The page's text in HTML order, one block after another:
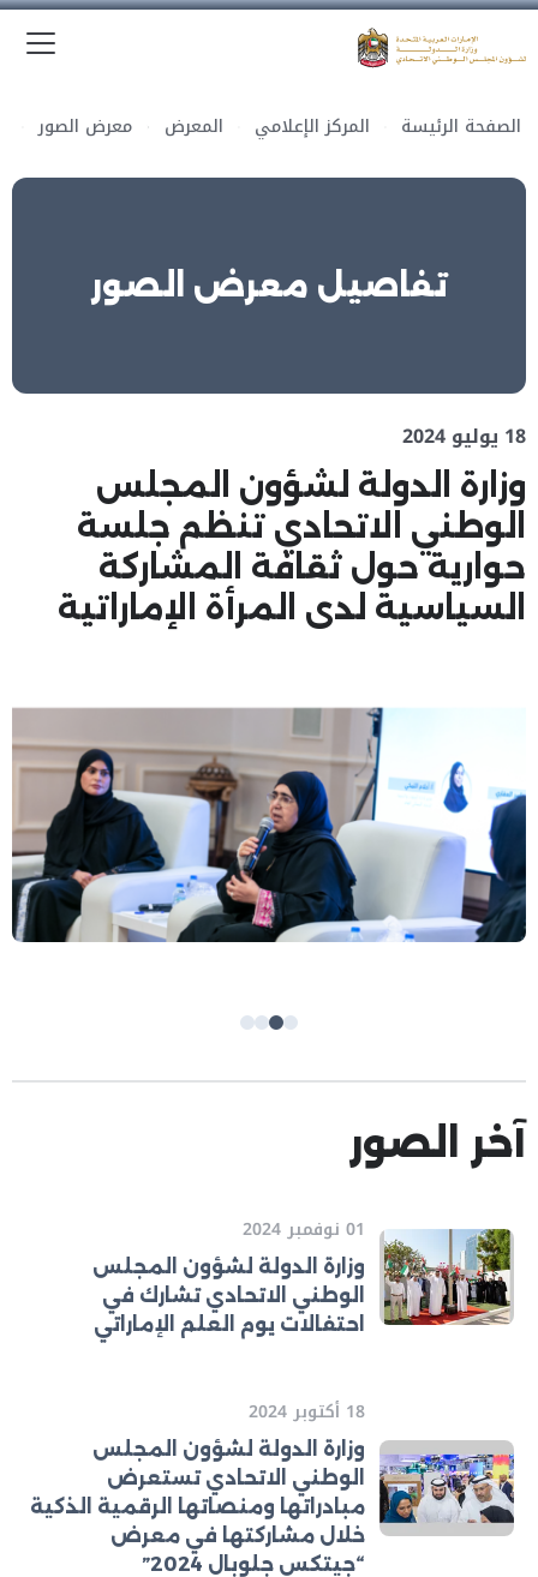
الصفحة الرئيسة المركز الإعلامي المعرض معرض الصور
تفاصيل معرض الصور
18 يوليو 2024
وزارة الدولة لشؤون المجلس
الوطني الاتحادي تنظم جلسة
حوارية حول ثقافة المشاركة
السياسية لدى المرأة الإماراتية
آخر الصور
01 نوفمبر 2024
وزارة الدولة لشؤون المجلس
الوطني الاتحادي تشارك في
احتفالات يوم العلم الإماراتي
18 أكتوبر 2024
وزارة الدولة لشؤون المجلس
الوطني الاتحادي تستعرض
مبادراتها ومنصاتها الرقمية الذكية
خلال مشاركتها في معرض
“جيتكس جلوبال 2024”